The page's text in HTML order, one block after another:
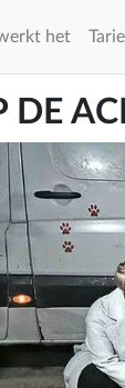
het
DE